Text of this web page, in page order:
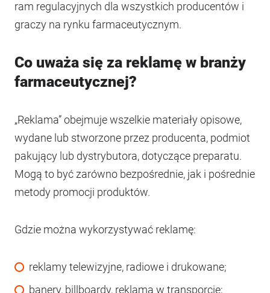
ram regulacyjnych dla wszystkich producentów i
graczy na rynku farmaceutycznym.
Co uważa się za reklamę w branży
farmaceutycznej?
„Reklama” obejmuje wszelkie materiały opisowe,
wydane lub stworzone przez producenta, podmiot
pakujący lub dystrybutora, dotyczące preparatu.
Mogą to być zarówno bezpośrednie, jak i pośrednie
metody promocji produktów.
Gdzie można wykorzystywać reklamę:
reklamy telewizyjne, radiowe i drukowane;
banery, billboardy, reklama w transporcie;